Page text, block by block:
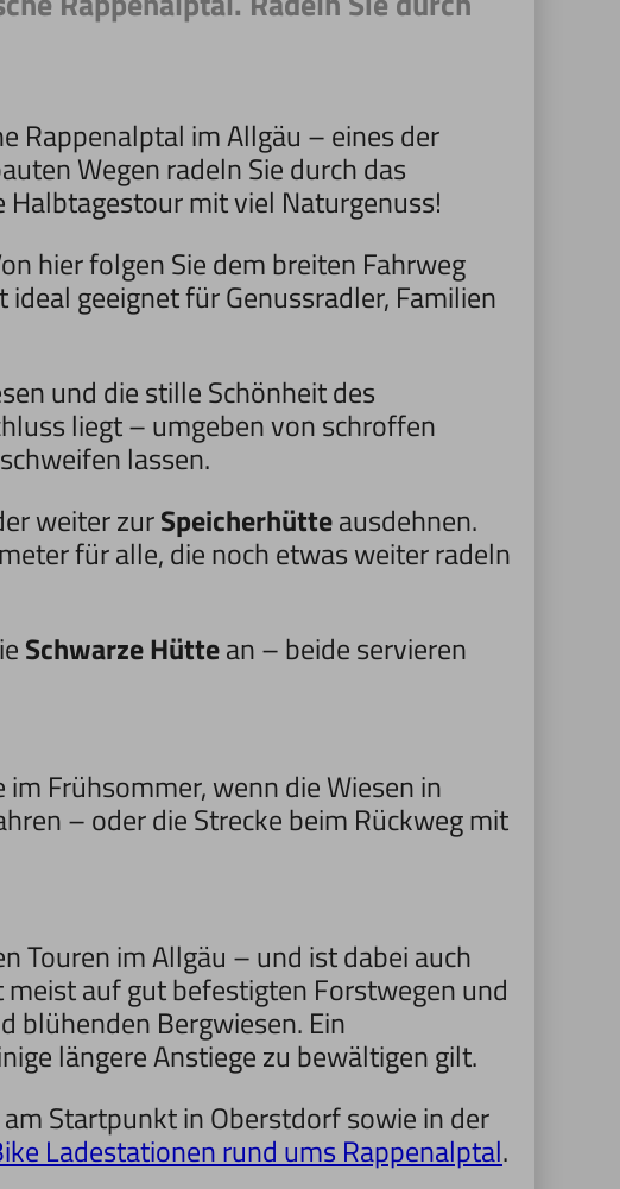
Rappenalptal im Allgäu – eines der
Wegen radeln Sie durch das
mit viel Naturgenuss!
hier folgen Sie dem breiten Fahrweg
geeignet für Genussradler, Familien
und die stille Schönheit des
liegt – umgeben von schroffen
lassen.
weiter zurSpeicherhütteausdehnen.
für alle, die noch etwas weiter radeln
Schwarze Hüttean – beide servieren
Frühsommer, wenn die Wiesen in
– oder die Strecke beim Rückweg mit
Touren im Allgäu – und ist dabei auch
auf gut befestigten Forstwegen und
blühenden Bergwiesen. Ein
längere Anstiege zu bewältigen gilt.
Startpunkt in Oberstdorf sowie in der
Ladestationen rund ums Rappenalptal.